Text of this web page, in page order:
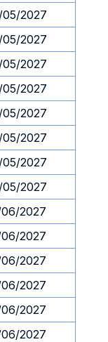
2027
2027
2027
2027
2027
2027
2027
2027
06/2027
06/2027
06/2027
06/2027
06/2027
06/2027